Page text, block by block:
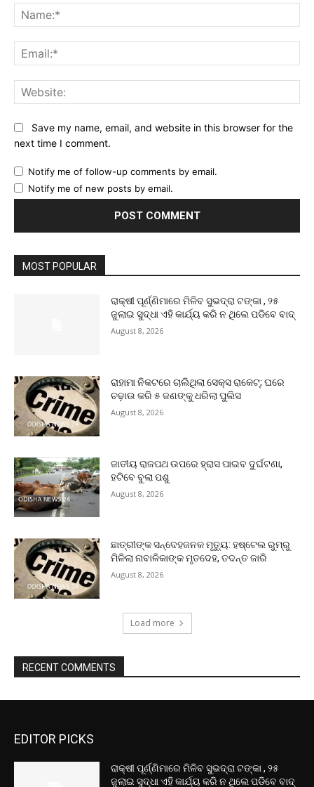
Save my name, email, and website in this browser for the
next time I comment.
Notify me of follow-up comments by email.
Notify me of new posts by email.
MOST POPULAR
ରାକ୍ଷୀ ପୂର୍ଣ୍ଣିମାରେ ମିଳିବ ସୁଭଦ୍ରା ଟଙ୍କା , ୨୫
ଜୁଲାଇ ସୁଦ୍ଧା ଏହି କାର୍ଯ୍ୟ କରି ନ ଥିଲେ ପଡିବେ ବାଦ୍
August 8, 2026
ରାହାମା ନିକଟରେ ଚାଲିଥିଲା ସେକ୍ସ ରାକେଟ୍; ଘରେ
ଚଢ଼ାଉ କରି ୫ ଜଣଙ୍କୁ ଧରିଲା ପୁଲିସ
August 8, 2026
ଜାତୀୟ ରାଜପଥ ଉପରେ ହ୍ରାସ ପାଇବ ଦୁର୍ଘଟଣା,
ହଟିବେ ବୁଲା ପଶୁ
August 8, 2026
ଛାତ୍ରୀଙ୍କ ସନ୍ଦେହଜନକ ମୃତ୍ୟୁ: ହଷ୍ଟେଲ ରୁମ୍‌ରୁ
ମିଳିଲା ନାବାଳିକାଙ୍କ ମୃତଦେହ, ତଦନ୍ତ ଜାରି
August 8, 2026
Load more
RECENT COMMENTS
EDITOR PICKS
ରାକ୍ଷୀ ପୂର୍ଣ୍ଣିମାରେ ମିଳିବ ସୁଭଦ୍ରା ଟଙ୍କା , ୨୫
ଜୁଲାଇ ସୁଦ୍ଧା ଏହି କାର୍ଯ୍ୟ କରି ନ ଥିଲେ ପଡିବେ ବାଦ୍